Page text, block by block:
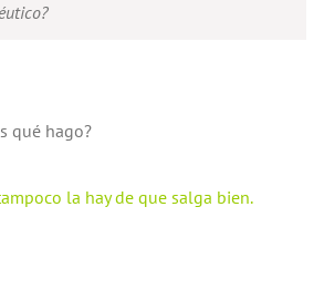
qué hago?
la hay de que salga bien.